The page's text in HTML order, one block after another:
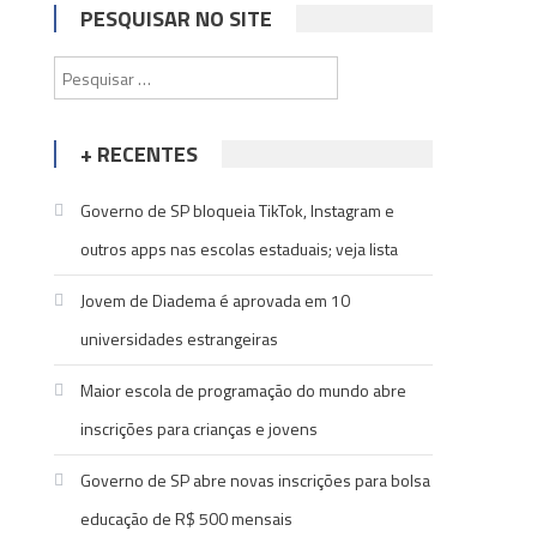
PESQUISAR NO SITE
por:
+ RECENTES
Governo de SP bloqueia TikTok, Instagram e
outros apps nas escolas estaduais; veja lista
Jovem de Diadema é aprovada em 10
universidades estrangeiras
Maior escola de programação do mundo abre
inscrições para crianças e jovens
Governo de SP abre novas inscrições para bolsa
educação de R$ 500 mensais